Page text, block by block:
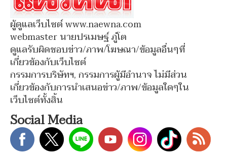
ผู้ดูแลเว็บไซต์ www.naewna.com
webmaster นายปรเมษฐ์ ภู่โต
ดูแลรับผิดชอบข่าว/ภาพ/โฆษณา/ข้อมูลอื่นๆที่
เกี่ยวข้องกับเว็บไซต์
กรรมการบริษัทฯ, กรรมการผู้มีอำนาจ ไม่มีส่วน
เกี่ยวข้องกับการนำเสนอข่าว/ภาพ/ข้อมูลใดๆใน
เว็บไซต์ทั้งสิ้น
Social Media